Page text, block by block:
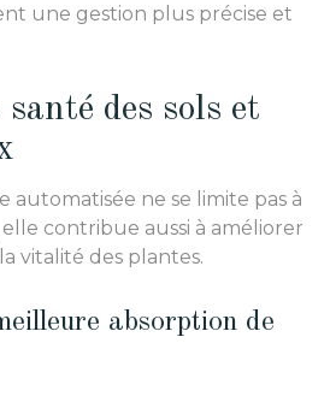
une gestion plus précise et
des sols et
automatisée ne se limite pas à
contribue aussi à améliorer
vitalité des plantes.
absorption de